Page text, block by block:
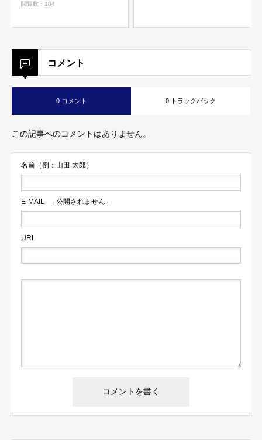
閲覧数：184
コメント
0 コメント 0 トラックバック
この記事へのコメントはありません。
名前（例：山田 太郎）
E-MAIL - 公開されません -
URL